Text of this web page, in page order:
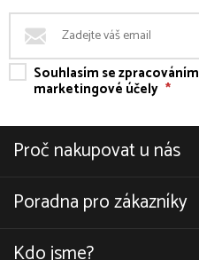
Souhlasím se zpracováním
marketingové účely *
Proč nakupovat u nás
Poradna pro zákazníky
Kdo jsme?